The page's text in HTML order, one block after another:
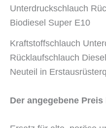
Unterdruckschlauch
Biodiesel Super E10
Kraftstoffschlauch
Rücklaufschlauch
Neuteil in
Der angegebene